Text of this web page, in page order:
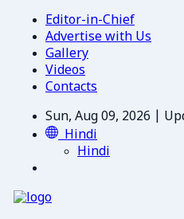
Editor-in-Chief
Advertise with Us
Gallery
Videos
Contacts
Sun, Aug 09, 2026 |
Hindi
Hindi